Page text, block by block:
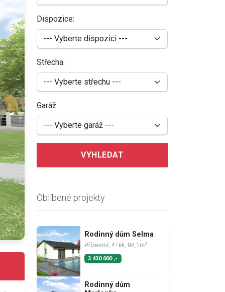
Dispozice:
Střecha:
Garáž:
VYHLEDAT
Oblíbené projekty
Rodinný dům Selma
Přízemní, 4+kk, 98,1m2
3 430 000 ,-
Rodinný dům